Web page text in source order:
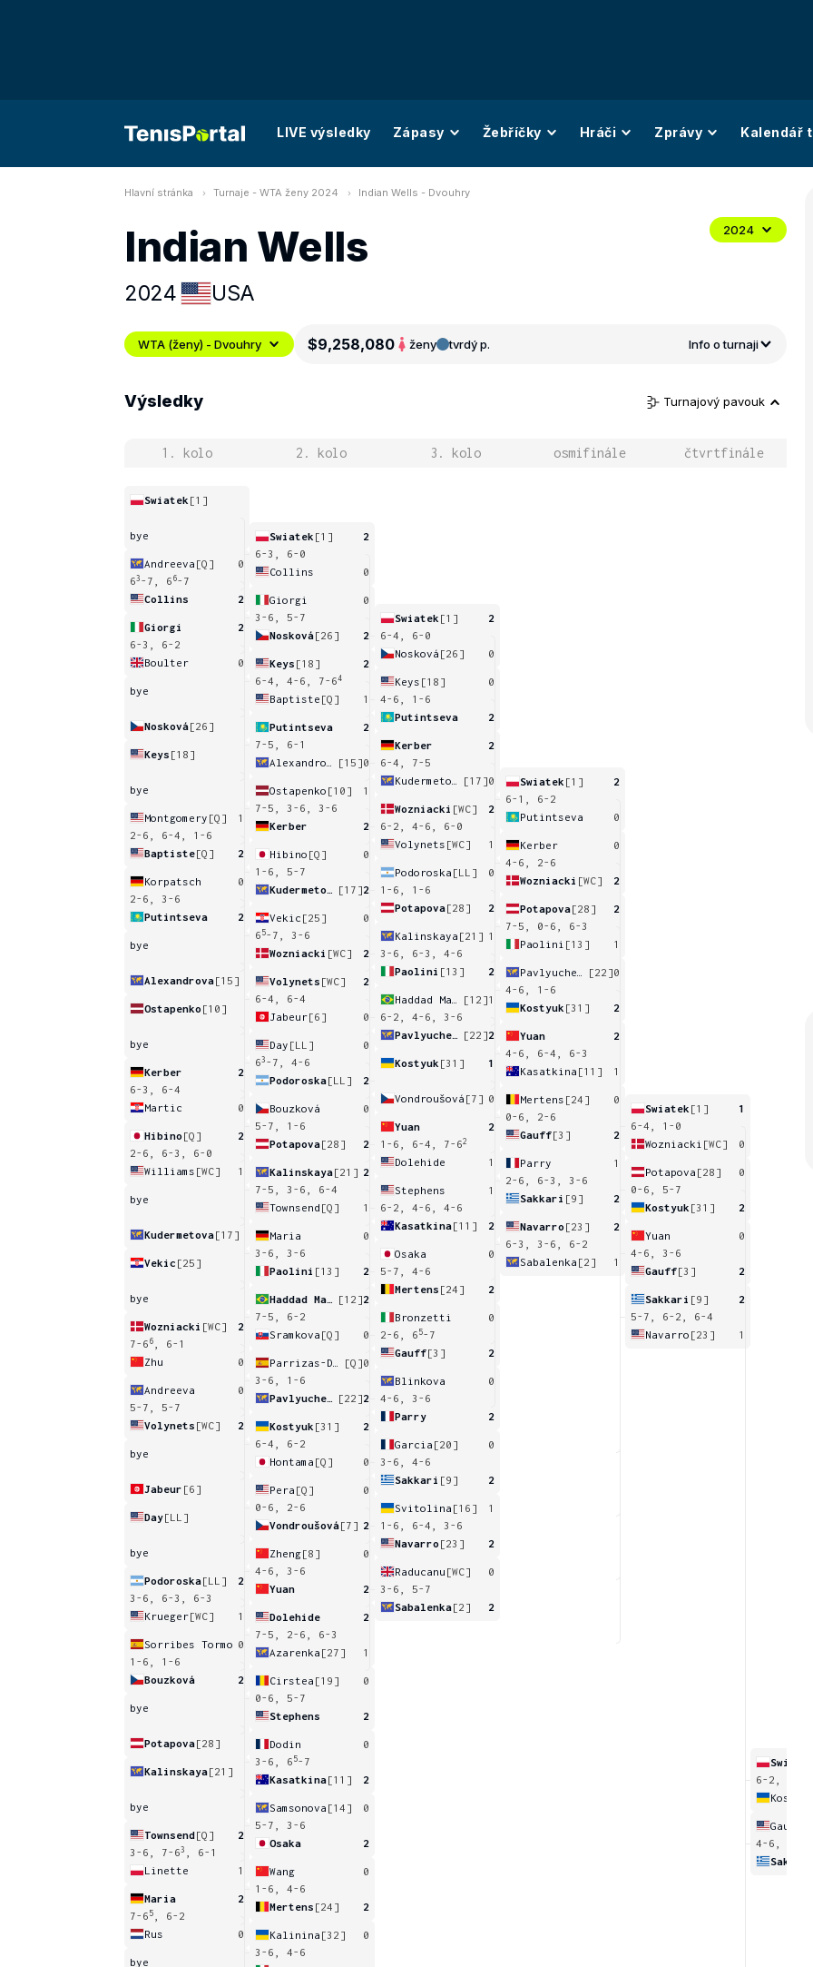
LIVE výsledky Zápasy Žebříčky Hráči Zprávy Kalendář
Hlavní stránka Turnaje - WTA ženy 2024 Indian Wells - Dvouhry
Indian Wells
2024 USA
2024
WTA (ženy) - Dvouhry $9,258,080 ženy tvrdý p. Info o turnaji
Výsledky Turnajový pavouk
1. kolo 2. kolo 3. kolo osmifinále čtvrtfinále
Swiatek [1]
bye
Andreeva [Q]
0
63 -7, 6 6-7
Collins
2
Giorgi
2
6-3, 6-2
Boulter
0
bye
Nosková[26]
Keys [18]
bye
Montgomery [Q]
1
2-6, 6-4, 1-6
Baptiste[Q] 2
Korpatsch
0
2-6, 3-6
Putintseva
2
bye
Alexandrova[15]
Ostapenko [10]
bye
Kerber
2
6-3, 6-4
Martic
0
Hibino [Q]
2
2-6, 6-3, 6-0
Williams [WC] 1
bye
Kudermetova[17]
Vekic [25]
bye
Wozniacki [WC]
2
7-6 6
, 6-1
Zhu
0
Andreeva
0
5-7, 5-7
Volynets [WC] 2
bye
Jabeur [6]
Day[LL]
bye
Podoroska[LL]
2
3-6, 6-3, 6-3
Krueger[WC] 1
Sorribes Tormo 0
1-6, 1-6
Bouzková
2
bye
Potapova[28]
Kalinskaya[21]
bye
Townsend[Q]
2
3-6, 7-63
, 6-1
Linette
1
Maria
2
7-6 5
, 6-2
Rus
0
bye
Swiatek [1]
2
6-3, 6-0
Collins
0
Giorgi
0
3-6, 5-7
Nosková[26] 2
Keys [18]
2
6-4, 4-6, 7-64
Baptiste [Q] 1
Putintseva
2
7-5, 6-1
[15]0
Ostapenko [10]
1
7-5, 3-6, 3-6
Kerber
2
Hibino [Q]
0
1-6, 5-7
[17]2
Vekic [25]
0
6 5-7, 3-6
Wozniacki [WC] 2
Volynets [WC]
2
6-4, 6-4
Jabeur[6] 0
Day [LL]
0
63 -7, 4-6
Podoroska[LL] 2
Bouzková
0
5-7, 1-6
Potapova[28] 2
Kalinskaya[21] 2
7-5, 3-6, 6-4
Townsend [Q] 1
Maria
0
3-6, 3-6
Paolini [13] 2
[12]2
7-5, 6-2
Sramkova [Q] 0
[Q]0
3-6, 1-6
[22]2
Kostyuk [31]
2
6-4, 6-2
Hontama [Q] 0
Pera [Q]
0
0-6, 2-6
Vondroušová[7] 2
Zheng[8]
0
4-6, 3-6
Yuan
2
Dolehide
2
7-5, 2-6, 6-3
Azarenka [27] 1
Cirstea [19]
0
0-6, 5-7
Stephens
2
Dodin
0
3-6, 6 5-7
Kasatkina[11] 2
Samsonova [14]
0
5-7, 3-6
Osaka
2
Wang
0
1-6, 4-6
Mertens [24] 2
Kalinina [32]
0
3-6, 4-6
Swiatek [1]
2
6-4, 6-0
Nosková [26] 0
Keys [18]
0
4-6, 1-6
Putintseva
2
Kerber
2
6-4, 7-5
[17]0
Wozniacki [WC]
2
6-2, 4-6, 6-0
Volynets [WC] 1
Podoroska [LL]
0
1-6, 1-6
Potapova[28] 2
Kalinskaya [21] 1
3-6, 6-3, 4-6
Paolini [13] 2
[12]1
6-2, 4-6, 3-6
[22]2
Kostyuk [31] 1
Vondroušová [7] 0
Yuan
2
1-6, 6-4, 7-62
Dolehide 1
Stephens
1
6-2, 4-6, 4-6
Kasatkina[11] 2
Osaka
0
5-7, 4-6
Mertens [24] 2
Bronzetti
0
2-6, 6 5-7
Gauff[3] 2
Blinkova
0
4-6, 3-6
Parry
2
Garcia [20]
0
3-6, 4-6
Sakkari [9] 2
Svitolina [16]
1
1-6, 6-4, 3-6
Navarro [23] 2
Raducanu [WC]
0
3-6, 5-7
Sabalenka[2] 2
Swiatek [1]
2
6-1, 6-2
Putintseva
0
Kerber
0
4-6, 2-6
Wozniacki [WC] 2
Potapova[28]
2
7-5, 0-6, 6-3
Paolini [13] 1
[22]0
4-6, 1-6
Kostyuk [31] 2
Yuan
2
4-6, 6-4, 6-3
Kasatkina [11] 1
Mertens [24]
0
0-6, 2-6
Gauff[3] 2
Parry
1
2-6, 6-3, 3-6
Sakkari [9] 2
Navarro [23]
2
6-3, 3-6, 6-2
Sabalenka [2] 1
Swiatek [1]
1
6-4, 1-0
Wozniacki [WC] 0
Potapova [28]
0
0-6, 5-7
Kostyuk [31] 2
Yuan
0
4-6, 3-6
Gauff[3] 2
Sakkari [9]
2
5-7, 6-2, 6-4
Navarro [23] 1
Swiatek
6-2, 6-1
Kostyuk
Gauff
4-6, 7-6
Sakkari